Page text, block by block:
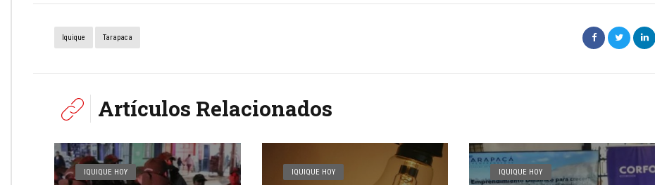
Iquique Tarapaca
Artículos Relacionados
IQUIQUE HOY IQUIQUE HOY IQUIQUE HOY